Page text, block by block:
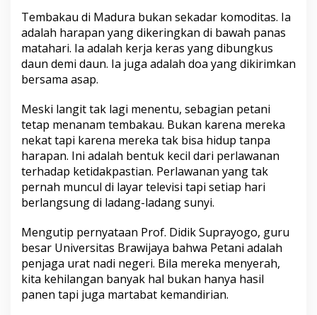
Tembakau di Madura bukan sekadar komoditas. Ia
adalah harapan yang dikeringkan di bawah panas
matahari. Ia adalah kerja keras yang dibungkus
daun demi daun. Ia juga adalah doa yang dikirimkan
bersama asap.
Meski langit tak lagi menentu, sebagian petani
tetap menanam tembakau. Bukan karena mereka
nekat tapi karena mereka tak bisa hidup tanpa
harapan. Ini adalah bentuk kecil dari perlawanan
terhadap ketidakpastian. Perlawanan yang tak
pernah muncul di layar televisi tapi setiap hari
berlangsung di ladang-ladang sunyi.
Mengutip pernyataan Prof. Didik Suprayogo, guru
besar Universitas Brawijaya bahwa Petani adalah
penjaga urat nadi negeri. Bila mereka menyerah,
kita kehilangan banyak hal bukan hanya hasil
panen tapi juga martabat kemandirian.